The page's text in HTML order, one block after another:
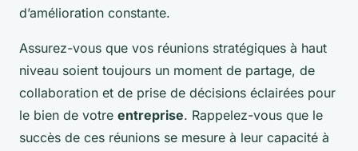
d’amélioration constante.
Assurez-vous que vos réunions stratégiques à haut
niveau soient toujours un moment de partage, de
collaboration et de prise de décisions éclairées pour
le bien de votre entreprise. Rappelez-vous que le
succès de ces réunions se mesure à leur capacité à